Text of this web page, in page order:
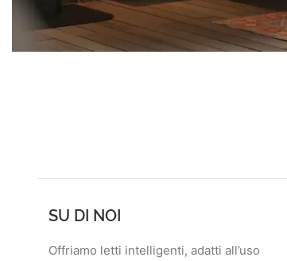
SU DI NOI
Offriamo letti intelligenti, adatti all’uso